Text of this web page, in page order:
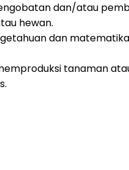
dan/atau
hewan.
dan
tanaman